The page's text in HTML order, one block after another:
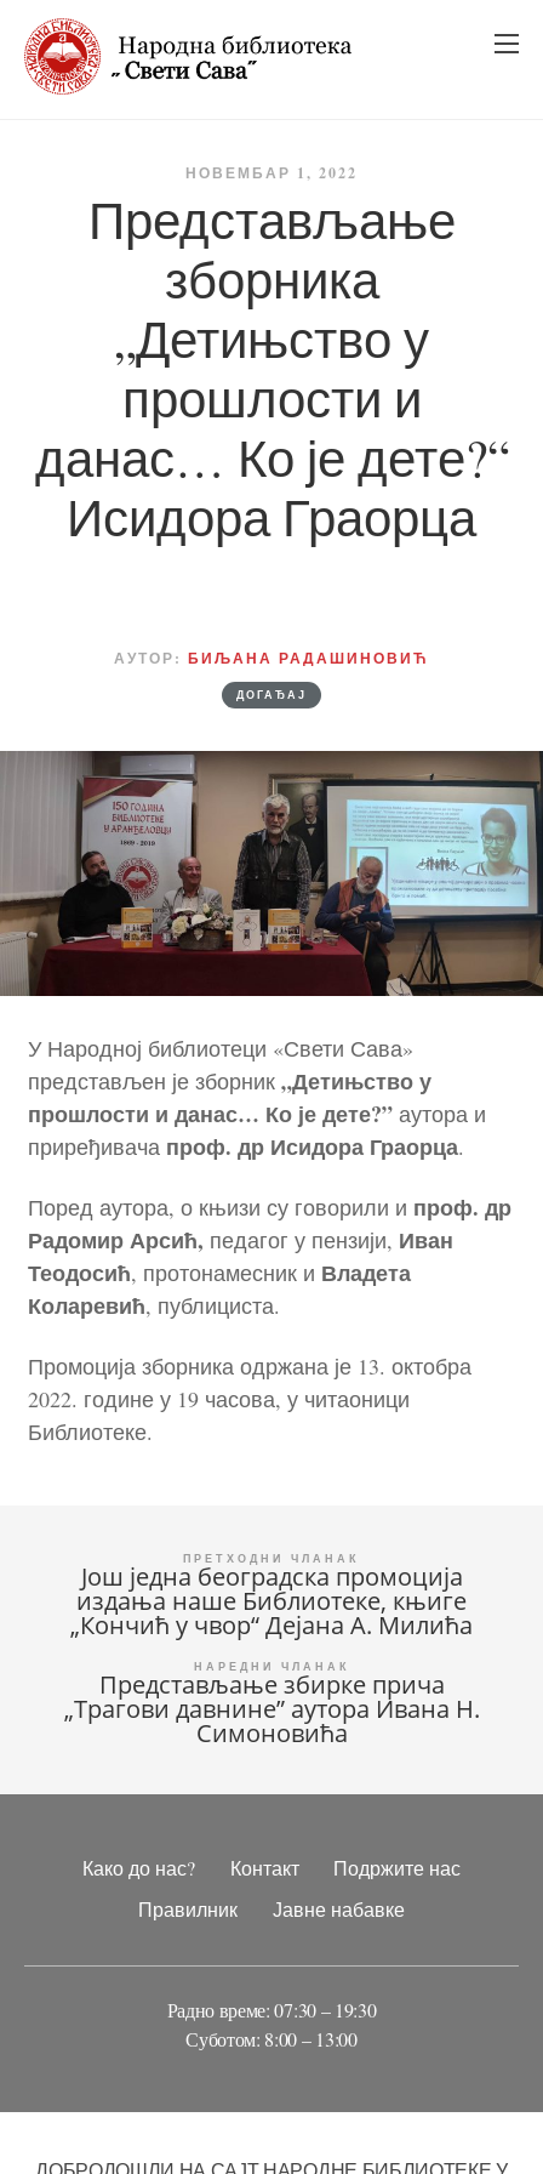
_
_
НОВЕМБАР 1, 2022
Представљање
зборника
„Детињство у
прошлости и
данас… Ко је дете?“
Исидора Граорца
АУТОР: БИЉАНА РАДАШИНОВИЋ
ДОГАЂАЈ
У Народној библиотеци «Свети Сава»
представљен је зборник „Детињство у
прошлости и данас… Ко је дете?” аутора и
приређивача проф. др Исидора Граорца.
Поред аутора, о књизи су говорили и проф. др
Радомир Арсић, педагог у пензији, Иван
Теодосић, протонамесник и Владета
Коларевић, публициста.
Промоција зборника одржана је 13. октобра
2022. године у 19 часова, у читаоници
Библиотеке.
Кретање
чланка
Још једна београдска промоција
издања наше Библиотеке, књиге
„Кончић у чвор“ Дејана А. Милића
Представљање збирке прича
„Трагови давнине” аутора Ивана Н.
Симоновића
Како до нас? Контакт
Подржите нас
Правилник
Јавне набавке
Радно време: 07:30 – 19:30
Суботом: 8:00 – 13:00